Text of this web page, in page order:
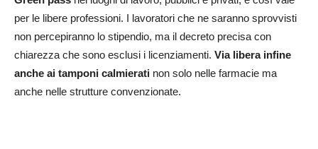
per le libere professioni. I lavoratori che ne saranno sprovvisti
non percepiranno lo stipendio, ma il decreto precisa con
chiarezza che sono esclusi i licenziamenti. Via libera infine
anche ai tamponi calmierati non solo nelle farmacie ma
anche nelle strutture convenzionate.